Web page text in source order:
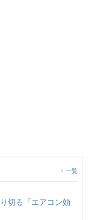
一覧
切る「エアコン効